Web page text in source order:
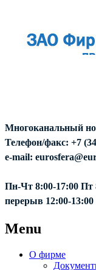
Многоканальный
Телефон/факс: +7
e-mail:
Пн-Чт 8:00-17:00 Пт
перерыв 12:00-13:00
Menu
О фирме